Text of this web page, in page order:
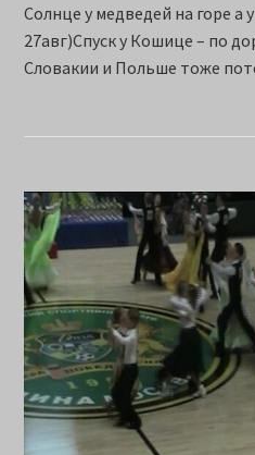
Солнце у медведей на горе а
27авг)Спуск у Кошице – по
Словакии и Польше тоже